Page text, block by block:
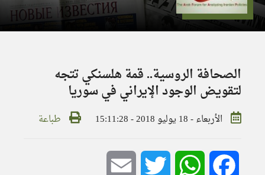
الصحافة الروسية.. قمة هلسنكي تتجه
لتقويض الوجود الإيراني في سوريا
الأربعاء - 18 يوليو 2018 - 15:11:28 طباعة
Facebook
WhatsApp
Twitter